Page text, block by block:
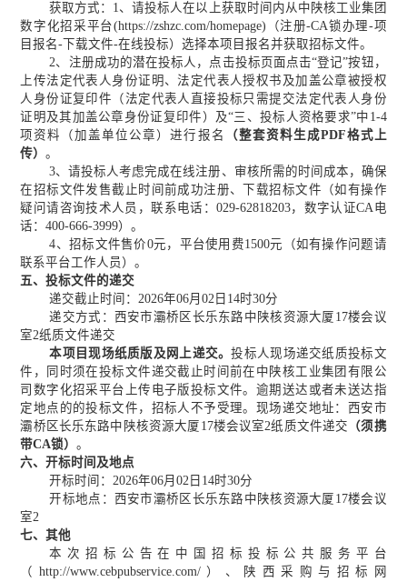
获取方式： 1、请投标人在以上获取时间内从中陕核工业集团
数字化招采平台(https://zshzc.com/homepage)（注册-CA锁办理-项
目报名-下载文件-在线投标）选择本项目报名并获取招标文件。
2、注册成功的潜在投标人，点击投标页面点击“登记”按钮，
上传法定代表人身份证明、法定代表人授权书及加盖公章被授权
人身份证复印件（法定代表人直接投标只需提交法定代表人身份
证明及其加盖公章身份证复印件）及“三、投标人资格要求”中1-4
项资料（加盖单位公章）进行报名
（整套资料生成PDF格式上
传）。
3、请投标人考虑完成在线注册、审核所需的时间成本，确保
在招标文件发售截止时间前成功注册、下载招标文件（如有操作
疑问请咨询技术人员，联系电话：029-62818203，数字认证CA电
话：400-666-3999）。
4、招标文件售价0元，平台使用费1500元（如有操作问题请
联系平台工作人员）。
五、投标文件的递交
递交截止时间 ：2026年06月02 日 14时30分
递交方式：西安市灞桥区长乐东路中陕核资源大厦 17楼会议
室2纸质文件递交
本项目现场纸质版及网上递交。投标人现场递交纸质投标文
件，同时须在投标文件递交截止时间前在中陕核工业集团有限公
司数字化招采平台上传电子版投标文件。逾期送达或者未送达指
定地点的的投标文件，招标人不予受理。现场递交地址：西安市
灞桥区长乐东路中陕核资源大厦 17楼会议室2纸质文件递交 （须携
带CA锁）。
六、开标时间及地点
开标时间：2026年06月02 日 14时30分
开标地点：西安市灞桥区长乐东路中陕核资源大厦 17楼会议
室2
七、其他
本次招标公告在中国招标投标公共服务平台
（ http://www.cebpubservice.com/） 、陕西采购与招标网